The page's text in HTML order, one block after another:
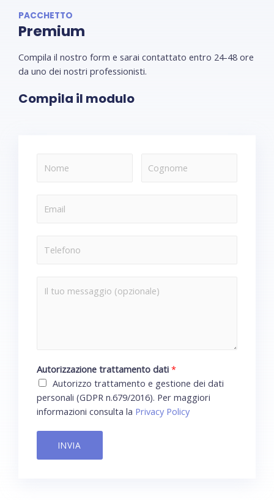
PACCHETTO
Premium
Compila il nostro form e sarai contattato entro 24-48 ore
da uno dei nostri professionisti.
Compila il modulo
Autorizzazione trattamento dati *
Autorizzo trattamento e gestione dei dati
personali (GDPR n.679/2016). Per maggiori
informazioni consulta la Privacy Policy
INVIA